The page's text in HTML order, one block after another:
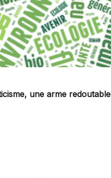
une arme redoutable